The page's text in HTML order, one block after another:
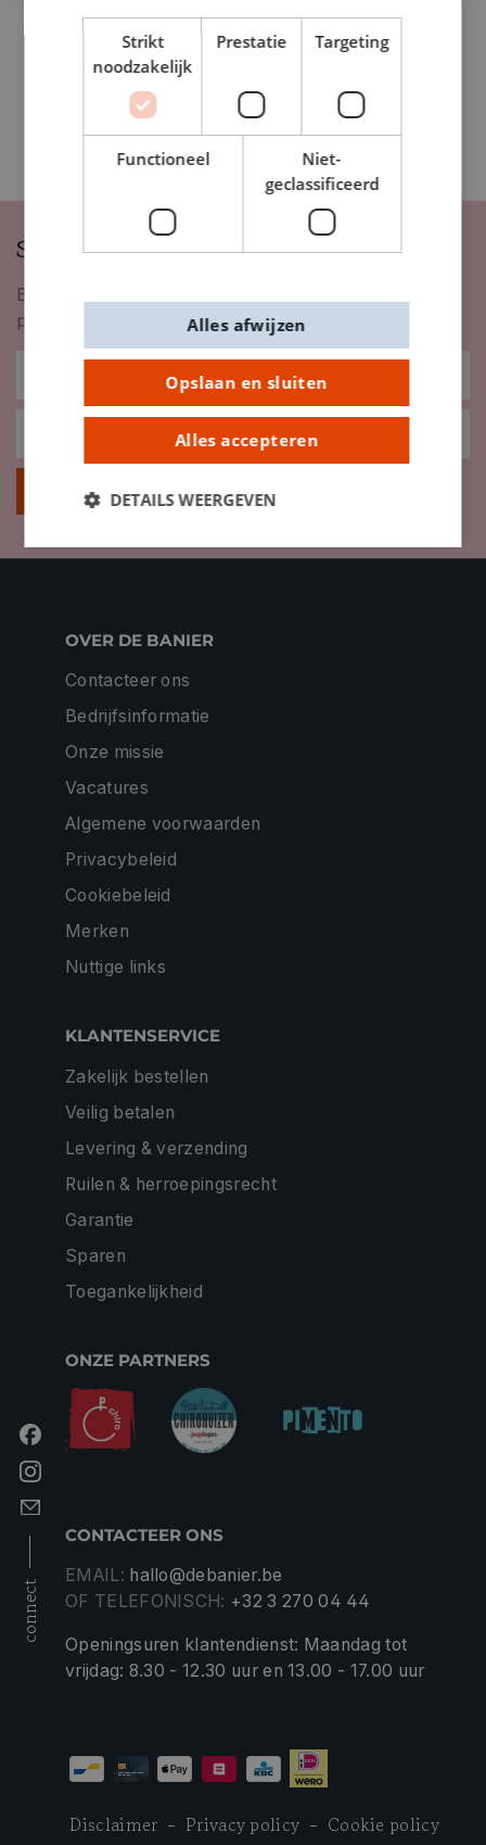
Schrijf je in op onze nieuwsbrief
Blijf op de hoogte van nieuwigheden, inspiratie,
promoties en meer!
Inschrijven
connect
OVER DE BANIER
Contacteer ons
Bedrijfsinformatie
Onze missie
Vacatures
Algemene voorwaarden
Privacybeleid
Cookiebeleid
Merken
Nuttige links
KLANTENSERVICE
Zakelijk bestellen
Veilig betalen
Levering & verzending
Ruilen & herroepingsrecht
Garantie
Sparen
Toegankelijkheid
ONZE PARTNERS
CONTACTEER ONS
EMAIL: hallo@debanier.be
OF TELEFONISCH: +32 3 270 04 44
Openingsuren klantendienst: Maandag tot
vrijdag: 8.30 - 12.30 uur en 13.00 - 17.00 uur
Disclaimer Privacy policy Cookie policy
Strikt
noodzakelijk
Prestatie Targeting
Functioneel
Niet-
geclassificeerd
Opslaan en sluiten
Alles accepteren
Alles afwijzen
DETAILS WEERGEVEN